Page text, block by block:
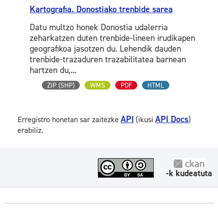
Kartografia. Donostiako trenbide sarea
Datu multzo honek Donostia udalerria
zeharkatzen duten trenbide-lineen irudikapen
geografikoa jasotzen du. Lehendik dauden
trenbide-trazaduren trazabilitatea barnean
hartzen du,...
ZIP (SHP) WMS PDF HTML
Erregistro honetan sar zaitezke API (ikusi API Docs)
erabiliz.
-k kudeatuta